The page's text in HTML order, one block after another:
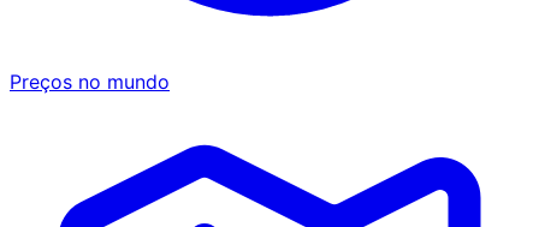
Preços no mundo